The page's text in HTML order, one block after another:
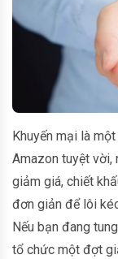
Khuyến mại là
Amazon tuyệt vời,
giảm giá, chiết
đơn giản để lôi
Nếu bạn đang
tổ chức một đợt